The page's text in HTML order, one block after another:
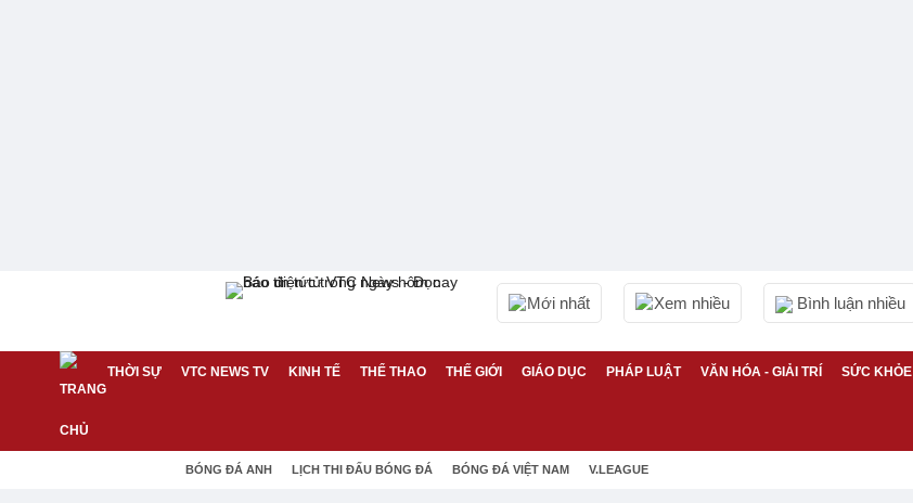
Mới nhất Xem nhiều Bình luận nhiều
THỜI SỰ VTC NEWS TV KINH TẾ THỂ THAO THẾ GIỚI GIÁO DỤC PHÁP LUẬT VĂN HÓA - GIẢI TRÍ SỨC KHỎE
BÓNG ĐÁ ANH LỊCH THI ĐẤU BÓNG ĐÁ BÓNG ĐÁ VIỆT NAM V.LEAGUE